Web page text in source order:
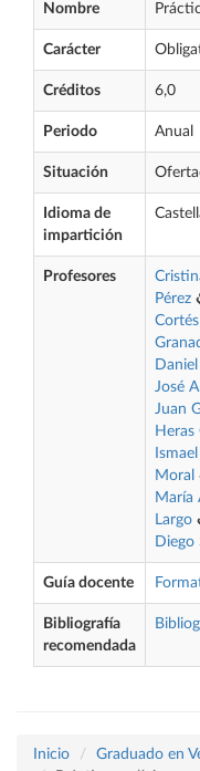
Nombre
Carácter
Créditos 6,0
Periodo Anual
Situación
Idioma de
impartición
Profesores
Pérez
José
Juan
Heras
Moral
María
Largo
Diego
Guía docente
Bibliografía
recomendada
Inicio Graduado en